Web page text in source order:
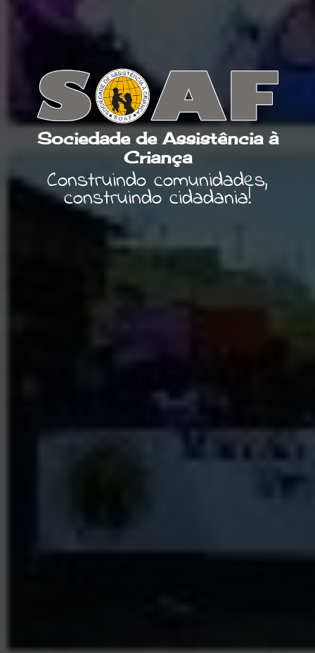
Sociedade de Assistência à
Criança
Construindo comunidades,
construindo cidadania!